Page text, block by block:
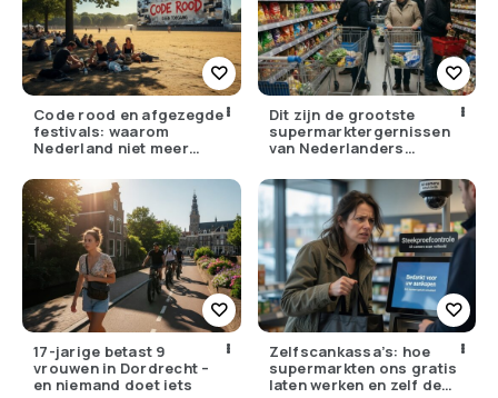
Code rood en afgezegde
festivals: waarom
Nederland niet meer
Dit zijn de grootste
supermarktergernissen
van Nederlanders
17-jarige betast 9
vrouwen in Dordrecht –
en niemand doet iets
Zelfscankassa’s: hoe
supermarkten ons gratis
laten werken en zelf de